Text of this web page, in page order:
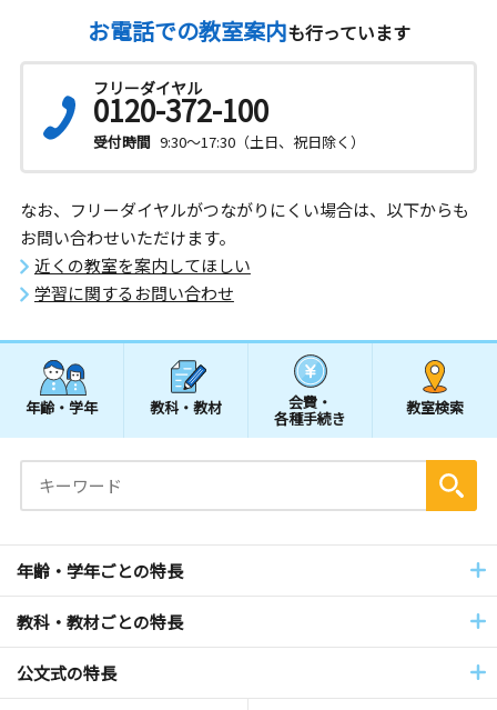
お電話での教室案内も行っています
フリーダイヤル
0120-372-100
受付時間 9:30～17:30（土日、祝日除く）
なお、フリーダイヤルがつながりにくい場合は、以下からも
お問い合わせいただけます。
近くの教室を案内してほしい
学習に関するお問い合わせ
年齢・学年 教科・教材 会費・
各種手続き
教室検索
年齢・学年ごとの特長
教科・教材ごとの特長
公文式の特長